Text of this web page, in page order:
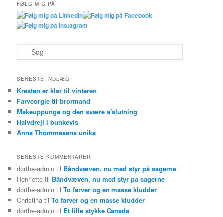
FØLG MIG PÅ:
ø
SENESTE INDLÆG
Kresten er klar til vinteren
Farveorgie til brormand
Makeuppunge og den svære afslutning
Halvdrejl i bunkevis
Anna Thommesens unika
SENESTE KOMMENTARER
dorthe-admin til Båndvæven, nu med styr på sagerne
Henriette til Båndvæven, nu med styr på sagerne
dorthe-admin tilTo farver og en masse kludder
Christina tilTo farver og en masse kludder
dorthe-admin til Et lille stykke Canada